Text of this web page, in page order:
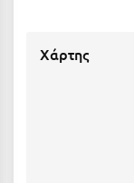
Κοκκώνι Κορινθίας
Χάρτης